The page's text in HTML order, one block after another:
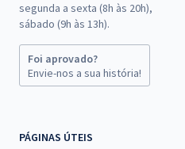
segunda a sexta (8h às 20h),
sábado (9h às 13h).
Foi aprovado?
Envie-nos a sua história!
PÁGINAS ÚTEIS